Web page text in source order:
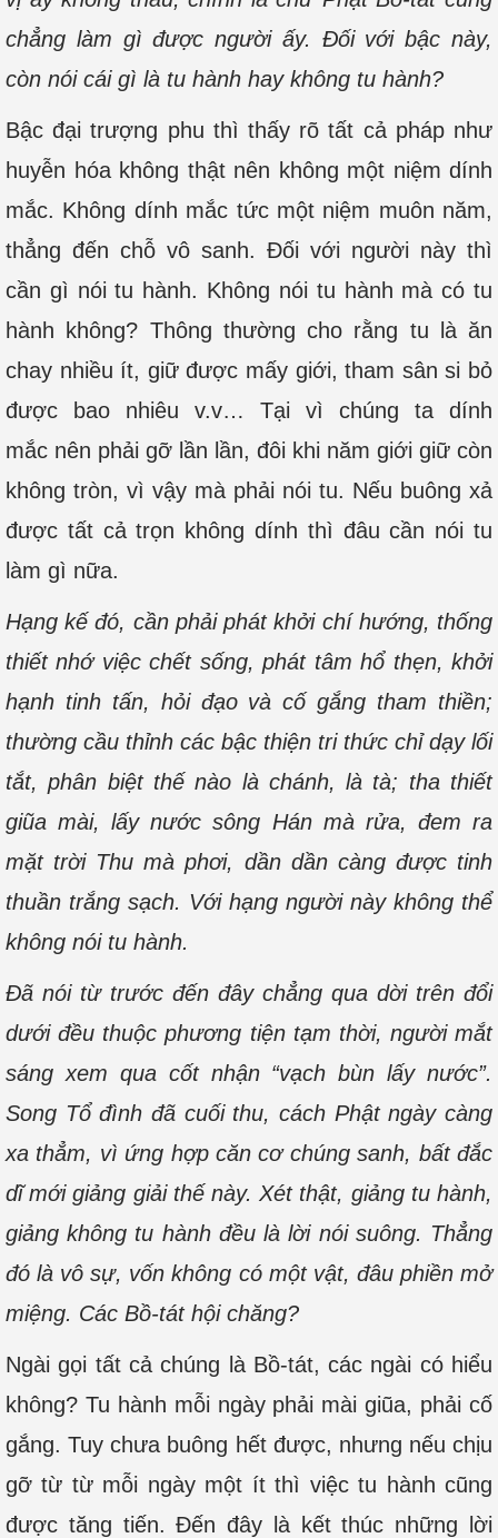
chẳng làm gì được người ấy. Đối với bậc này,
còn nói cái gì là tu hành hay không tu hành?
Bậc đại trượng phu thì thấy rõ tất cả pháp như
huyễn hóa không thật nên không một niệm dính
mắc. Không dính mắc tức một niệm muôn năm,
thẳng đến chỗ vô sanh. Đối với người này thì
cần gì nói tu hành. Không nói tu hành mà có tu
hành không? Thông thường cho rằng tu là ăn
chay nhiều ít, giữ được mấy giới, tham sân si bỏ
được bao nhiêu v.v… Tại vì chúng ta dính
mắc nên phải gỡ lần lần, đôi khi năm giới giữ còn
không tròn, vì vậy mà phải nói tu. Nếu buông xả
được tất cả trọn không dính thì đâu cần nói tu
làm gì nữa.
Hạng kế đó, cần phải phát khởi chí hướng, thống
thiết nhớ việc chết sống, phát tâm hổ thẹn, khởi
hạnh tinh tấn, hỏi đạo và cố gắng tham thiền;
thường cầu thỉnh các bậc thiện tri thức chỉ dạy lối
tắt, phân biệt thế nào là chánh, là tà; tha thiết
giũa mài, lấy nước sông Hán mà rửa, đem ra
mặt trời Thu mà phơi, dần dần càng được tinh
thuần trắng sạch. Với hạng người này không thể
không nói tu hành.
Đã nói từ trước đến đây chẳng qua dời trên đổi
dưới đều thuộc phương tiện tạm thời, người mắt
sáng xem qua cốt nhận “vạch bùn lấy nước”.
Song Tổ đình đã cuối thu, cách Phật ngày càng
xa thẳm, vì ứng hợp căn cơ chúng sanh, bất đắc
dĩ mới giảng giải thế này. Xét thật, giảng tu hành,
giảng không tu hành đều là lời nói suông. Thẳng
đó là vô sự, vốn không có một vật, đâu phiền mở
miệng. Các Bồ-tát hội chăng?
Ngài gọi tất cả chúng là Bồ-tát, các ngài có hiểu
không? Tu hành mỗi ngày phải mài giũa, phải cố
gắng. Tuy chưa buông hết được, nhưng nếu chịu
gỡ từ từ mỗi ngày một ít thì việc tu hành cũng
được tăng tiến. Đến đây là kết thúc những lời